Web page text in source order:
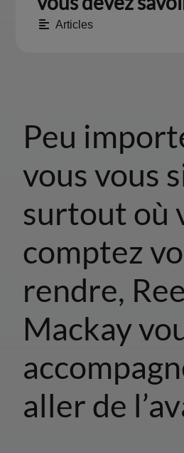
Articles
Peu
vous vous
surtout où
comptez
rendre,
Mackay
aller de